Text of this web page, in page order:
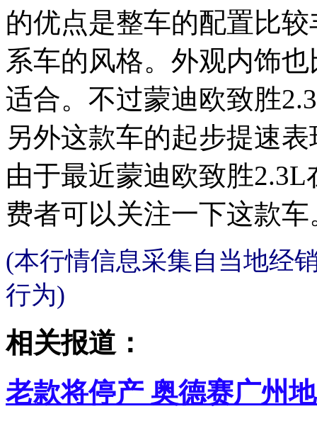
的优点是整车的配置比
系车的风格。外观内饰
适合。不过蒙迪欧致胜
另外这款车的起步提速
由于最近蒙迪欧致胜2.3L
费者可以关注一下这款车
(本行情信息采集自当地经
行为)
相关报道：
老款将停产 奥德赛广州